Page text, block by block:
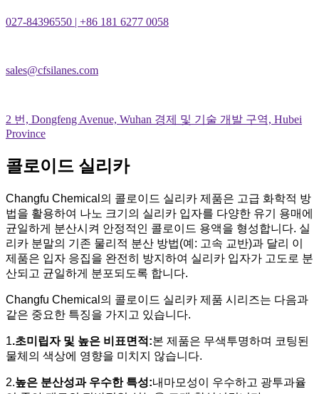
027-84396550 | +86 181 6277 0058
sales@cfsilanes.com
2 번, Dongfeng Avenue, Wuhan 경제 및 기술 개발 구역, Hubei
Province
콜로이드 실리카
Changfu Chemical의 콜로이드 실리카 제품은 고급 화학적 방
법을 활용하여 나노 크기의 실리카 입자를 다양한 유기 용매에
균일하게 분산시켜 안정적인 콜로이드 용액을 형성합니다. 실
리카 분말의 기존 물리적 분산 방법(예: 고속 교반)과 달리 이
제품은 입자 응집을 완전히 방지하여 실리카 입자가 고도로 분
산되고 균일하게 분포되도록 합니다.
Changfu Chemical의 콜로이드 실리카 제품 시리즈는 다음과
같은 중요한 특징을 가지고 있습니다.
1.초미립자 및 높은 비표면적 :본 제품은 무색투명하며 코팅된
물체의 색상에 영향을 미치지 않습니다.
2.높은 분산성과 우수한 특성:내마모성이 우수하고 광투과율